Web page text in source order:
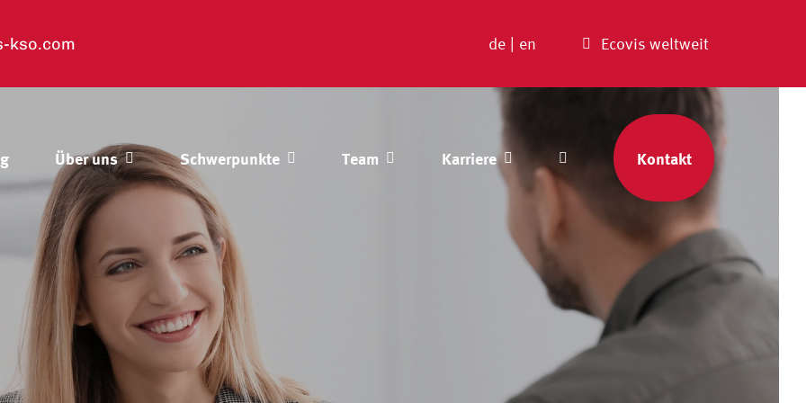
kso.com de | en Ecovis weltweit
Über uns Schwerpunkte Team Karriere Kontakt